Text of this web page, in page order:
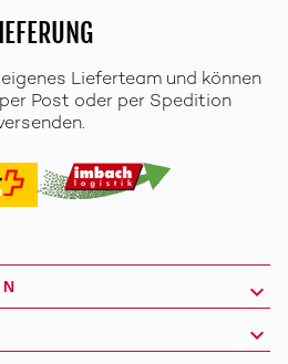
Lieferteam und können
Post oder per Spedition